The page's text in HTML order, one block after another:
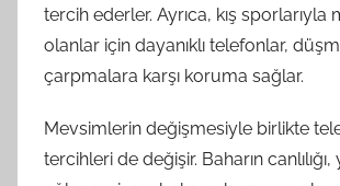
tercih ederler. Ayrıca, kış sporlarıyla
olanlar için dayanıklı telefonlar,
çarpmalara karşı koruma sağlar.
Mevsimlerin değişmesiyle birlikte
tercihleri de değişir. Baharın canlılığı,